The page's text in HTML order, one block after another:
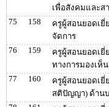
เพื่อสังคมและส
75
158
ครูผู้สอนยอดเยี่
จัดการ
76
159
ครูผู้สอนยอดเยี่
ทางการมองเห็
77
160
ครูผู้สอนยอดเยี่
สติปัญญา) ด้าน